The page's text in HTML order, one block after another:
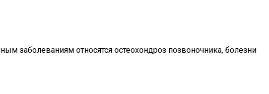
заболеваниям относятся остеохондроз позвоночника, болезни